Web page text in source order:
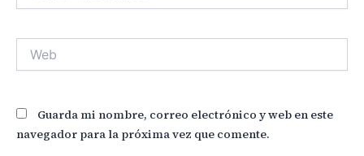
Guarda mi nombre, correo electrónico y web en este
navegador para la próxima vez que comente.